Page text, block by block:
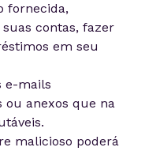
fornecida,
contas, fazer
em seu
e-mails
anexos que na
malicioso poderá